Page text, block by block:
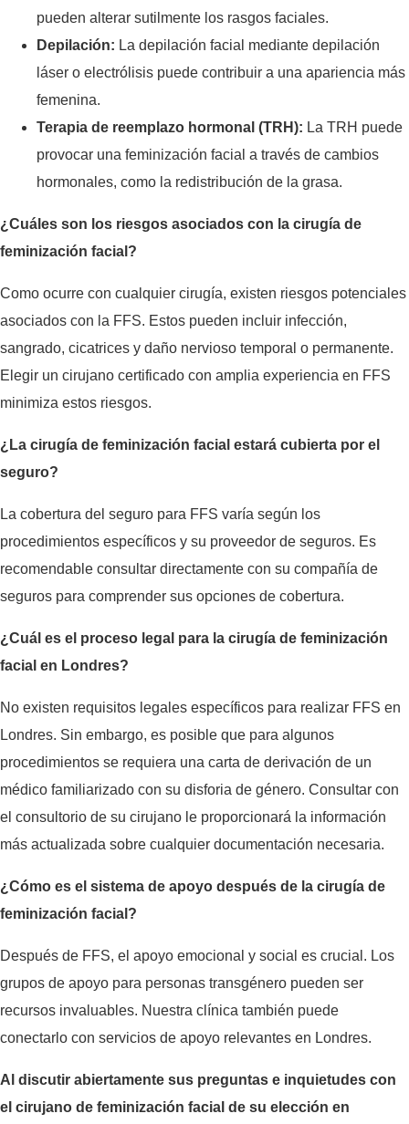
pueden alterar sutilmente los rasgos faciales.
Depilación: La depilación facial mediante depilación
láser o electrólisis puede contribuir a una apariencia más
femenina.
Terapia de reemplazo hormonal (TRH): La TRH puede
provocar una feminización facial a través de cambios
hormonales, como la redistribución de la grasa.
¿Cuáles son los riesgos asociados con la cirugía de
feminización facial?
Como ocurre con cualquier cirugía, existen riesgos potenciales
asociados con la FFS. Estos pueden incluir infección,
sangrado, cicatrices y daño nervioso temporal o permanente.
Elegir un cirujano certificado con amplia experiencia en FFS
minimiza estos riesgos.
¿La cirugía de feminización facial estará cubierta por el
seguro?
La cobertura del seguro para FFS varía según los
procedimientos específicos y su proveedor de seguros. Es
recomendable consultar directamente con su compañía de
seguros para comprender sus opciones de cobertura.
¿Cuál es el proceso legal para la cirugía de feminización
facial en Londres?
No existen requisitos legales específicos para realizar FFS en
Londres. Sin embargo, es posible que para algunos
procedimientos se requiera una carta de derivación de un
médico familiarizado con su disforia de género. Consultar con
el consultorio de su cirujano le proporcionará la información
más actualizada sobre cualquier documentación necesaria.
¿Cómo es el sistema de apoyo después de la cirugía de
feminización facial?
Después de FFS, el apoyo emocional y social es crucial. Los
grupos de apoyo para personas transgénero pueden ser
recursos invaluables. Nuestra clínica también puede
conectarlo con servicios de apoyo relevantes en Londres.
Al discutir abiertamente sus preguntas e inquietudes con
el cirujano de feminización facial de su elección en